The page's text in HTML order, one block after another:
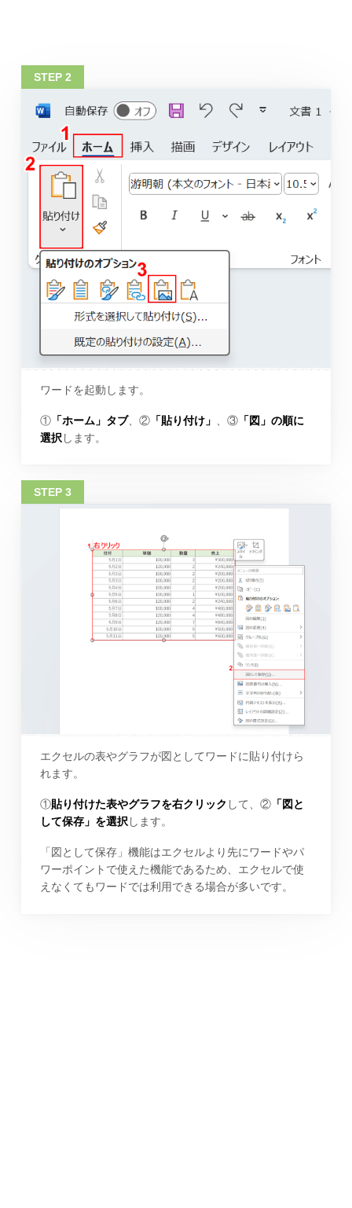
ワードを起動します。
①「ホーム」タブ、②「貼り付け」 、③「図」の順に
選択 します。
エクセルの表やグラフが図としてワードに貼り付けら
れます。
①貼り付けた表やグラフを右クリック して、②「図と
して保存」を選択 します。
「図として保存」機能はエクセルより先にワードやパ
ワーポイントで使えた機能であるため、エクセルで使
えなくてもワードでは利用できる場合が多いです。